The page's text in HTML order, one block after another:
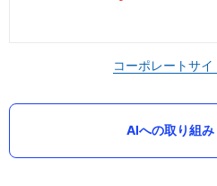
コーポレートサイ
AIへの取り組み